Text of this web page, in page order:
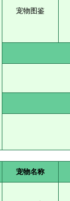
宠物图鉴
宠物名称